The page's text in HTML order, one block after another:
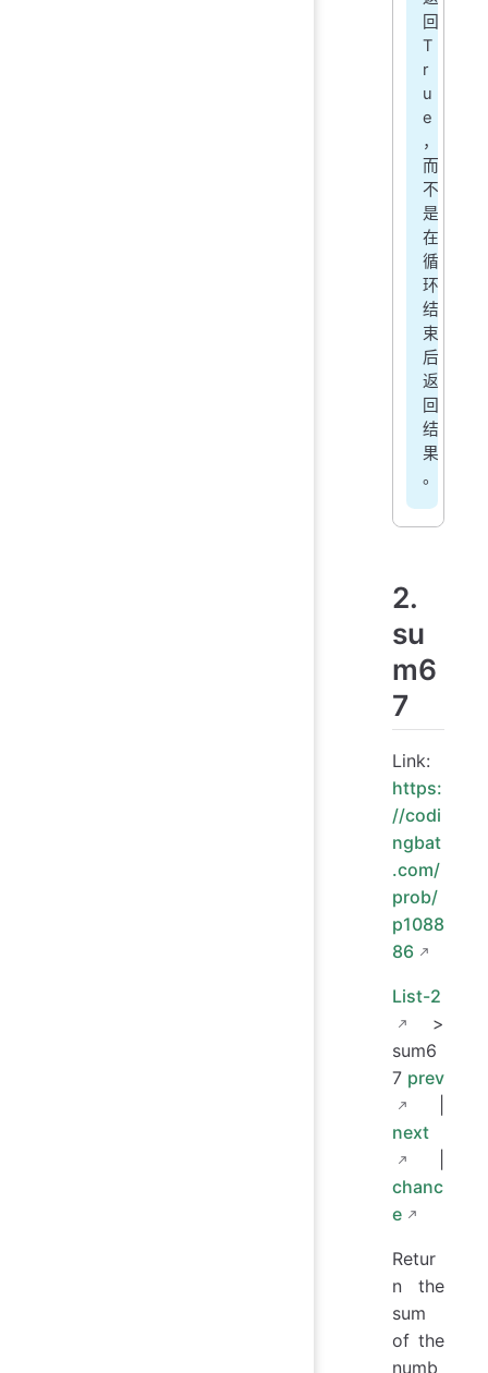
回
T
r
u
e
，
而
不
是
在
循
环
结
束
后
返
回
结
果
。
2.
su
m6
7
Link:
https:
//codi
ngbat
.com/
prob/
p1088
86
List-2
>
sum6
7 prev
next
chanc
e
Retur
n the
sum
of the
numb